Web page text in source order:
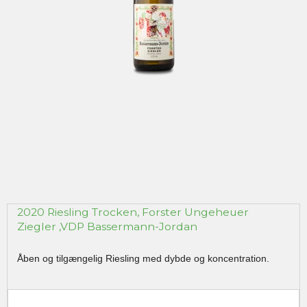
2020 Riesling Trocken, Forster Ungeheuer
Ziegler ,VDP Bassermann-Jordan
Åben og tilgængelig Riesling med dybde og koncentration.